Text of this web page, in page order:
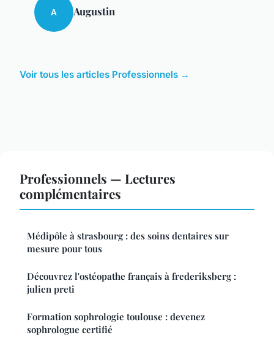
A Augustin
Voir tous les articles Professionnels →
Professionnels — Lectures
complémentaires
Médipôle à strasbourg : des soins dentaires sur
mesure pour tous
Découvrez l'ostéopathe français à frederiksberg :
julien preti
Formation sophrologie toulouse : devenez
sophrologue certifié